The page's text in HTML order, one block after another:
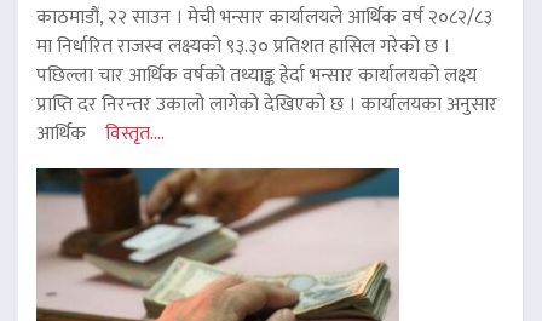
काठमाडौं, २२ साउन । मेची भन्सार कार्यालयले आर्थिक वर्ष २०८२/८३
मा निर्धारित राजस्व लक्ष्यको ९३.३० प्रतिशत हासिल गरेको छ ।
पछिल्ला चार आर्थिक वर्षको तथ्याङ्क हेर्दा भन्सार कार्यालयको लक्ष्य
प्राप्ति दर निरन्तर उकालो लागेको देखिएको छ । कार्यालयका अनुसार
आर्थिक विस्तृत....